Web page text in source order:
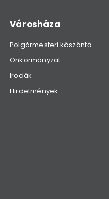
Városháza
Polgármesteri köszöntő
Önkormányzat
Irodák
Hirdetmények